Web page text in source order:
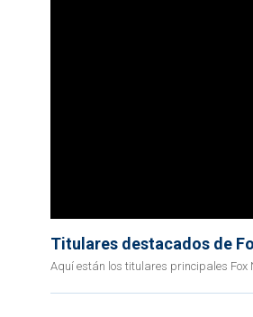
Titulares destacados de
Aquí están los titulares principales Fox